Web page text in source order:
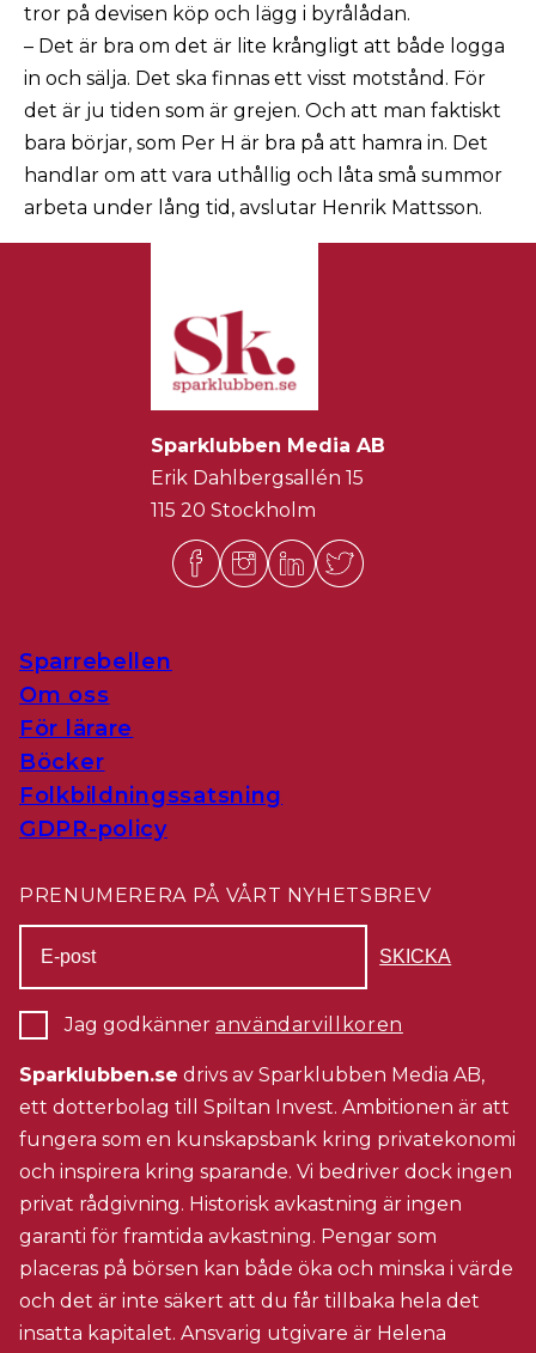
tror på devisen köp och lägg i byrålådan.
– Det är bra om det är lite krångligt att både logga
in och sälja. Det ska finnas ett visst motstånd. För
det är ju tiden som är grejen. Och att man faktiskt
bara börjar, som Per H är bra på att hamra in. Det
handlar om att vara uthållig och låta små summor
arbeta under lång tid, avslutar Henrik Mattsson.
Sparklubben Media AB
Erik Dahlbergsallén 15
115 20 Stockholm
Sparrebellen
Om oss
För lärare
Böcker
Folkbildningssatsning
GDPR-policy
PRENUMERERA PÅ VÅRT NYHETSBREV
Jag godkänner användarvillkoren
Sparklubben.se drivs av Sparklubben Media AB,
ett dotterbolag till Spiltan Invest. Ambitionen är att
fungera som en kunskapsbank kring privatekonomi
och inspirera kring sparande. Vi bedriver dock ingen
privat rådgivning. Historisk avkastning är ingen
garanti för framtida avkastning. Pengar som
placeras på börsen kan både öka och minska i värde
och det är inte säkert att du får tillbaka hela det
insatta kapitalet. Ansvarig utgivare är Helena